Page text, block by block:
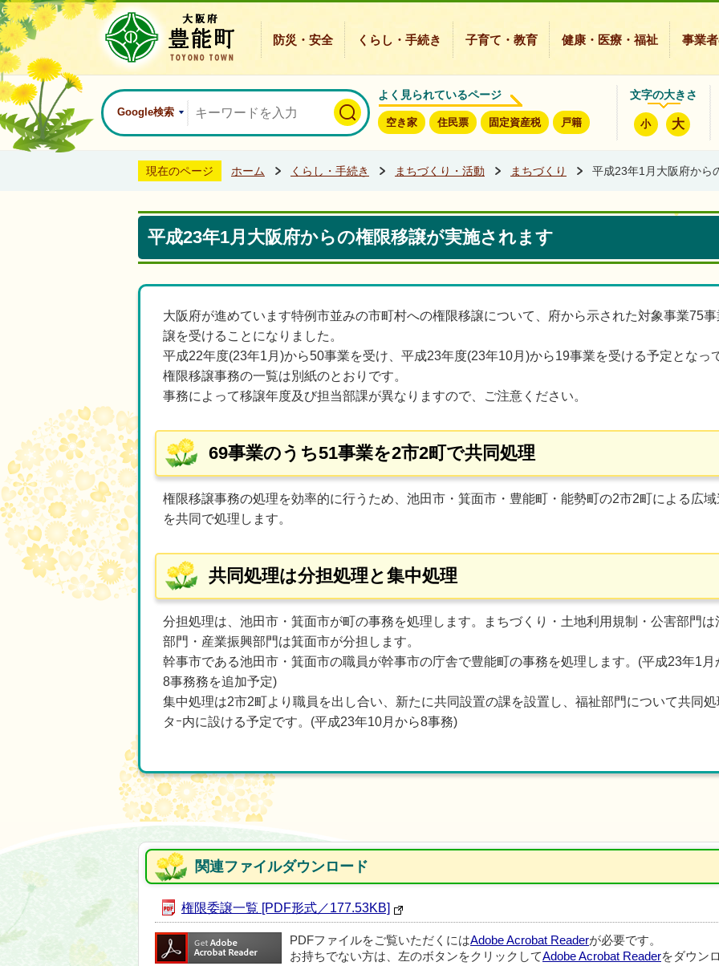
防災・安全 くらし・手続き 子育て・教育 健康・医療・福祉 事業
Google検索
よく見られているページ
空き家 住民票 固定資産税 戸籍
文字の大きさ
小 大
現在のページ ホーム くらし・手続き まちづくり・活動 まちづくり 平成23年1月大阪府から
平成23年1月大阪府からの権限移譲が実施されます
大阪府が進めています特例市並みの市町村への権限移譲について、府から示された対象事業75
譲を受けることになりました。
平成22年度(23年1月)から50事業を受け、平成23年度(23年10月)から19事業を受ける予定となっ
権限移譲事務の一覧は別紙のとおりです。
事務によって移譲年度及び担当部課が異なりますので、ご注意ください。
69事業のうち51事業を2市2町で共同処理
権限移譲事務の処理を効率的に行うため、池田市・箕面市・豊能町・能勢町の2市2町による広
を共同で処理します。
共同処理は分担処理と集中処理
分担処理は、池田市・箕面市が町の事務を処理します。まちづくり・土地利用規制・公害部門
部門・産業振興部門は箕面市が分担します。
幹事市である池田市・箕面市の職員が幹事市の庁舎で豊能町の事務を処理します。(平成23年1
8事務務を追加予定)
集中処理は2市2町より職員を出し合い、新たに共同設置の課を設置し、福祉部門について共同
タｰ内に設ける予定です。(平成23年10月から8事務)
関連ファイルダウンロード
権限委譲一覧 [PDF形式／177.53KB]
PDFファイルをご覧いただくにはAdobe Acrobat Readerが必要です。
お持ちでない方は、左のボタンをクリックしてAdobe Acrobat Readerをダウン